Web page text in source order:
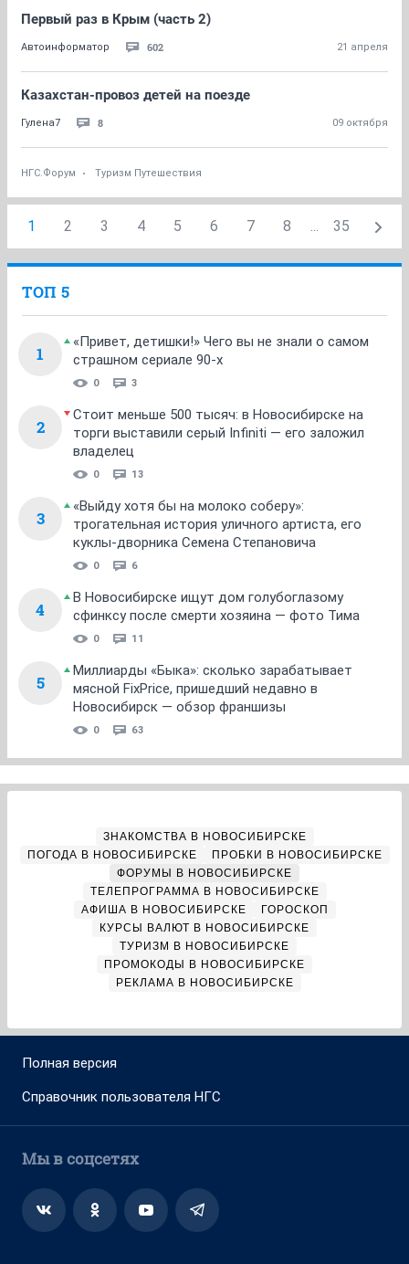
Первый раз в Крым (часть 2)
Автоинформатор 602 21 апреля
Казахстан-провоз детей на поезде
Гулена7 8 09 октября
НГС.Форум Туризм Путешествия
1 2 3 4 5 6 7 8 ... 35
ТОП 5
1
«Привет, детишки!» Чего вы не знали о самом
страшном сериале 90-х
0 3
2
Стоит меньше 500 тысяч: в Новосибирске на
торги выставили серый Infiniti — его заложил
владелец
0 13
3
«Выйду хотя бы на молоко соберу»:
трогательная история уличного артиста, его
куклы-дворника Семена Степановича
0 6
4
В Новосибирске ищут дом голубоглазому
сфинксу после смерти хозяина — фото Тима
0 11
5
Миллиарды «Быка»: сколько зарабатывает
мясной FixPrice, пришедший недавно в
Новосибирск — обзор франшизы
0 63
ЗНАКОМСТВА В НОВОСИБИРСКЕ
ПОГОДА В НОВОСИБИРСКЕ
ПРОБКИ В НОВОСИБИРСКЕ
ФОРУМЫ В НОВОСИБИРСКЕ
ТЕЛЕПРОГРАММА В НОВОСИБИРСКЕ
АФИША В НОВОСИБИРСКЕ
ГОРОСКОП
КУРСЫ ВАЛЮТ В НОВОСИБИРСКЕ
ТУРИЗМ В НОВОСИБИРСКЕ
ПРОМОКОДЫ В НОВОСИБИРСКЕ
РЕКЛАМА В НОВОСИБИРСКЕ
Полная версия
Справочник пользователя НГС
Мы в соцсетях